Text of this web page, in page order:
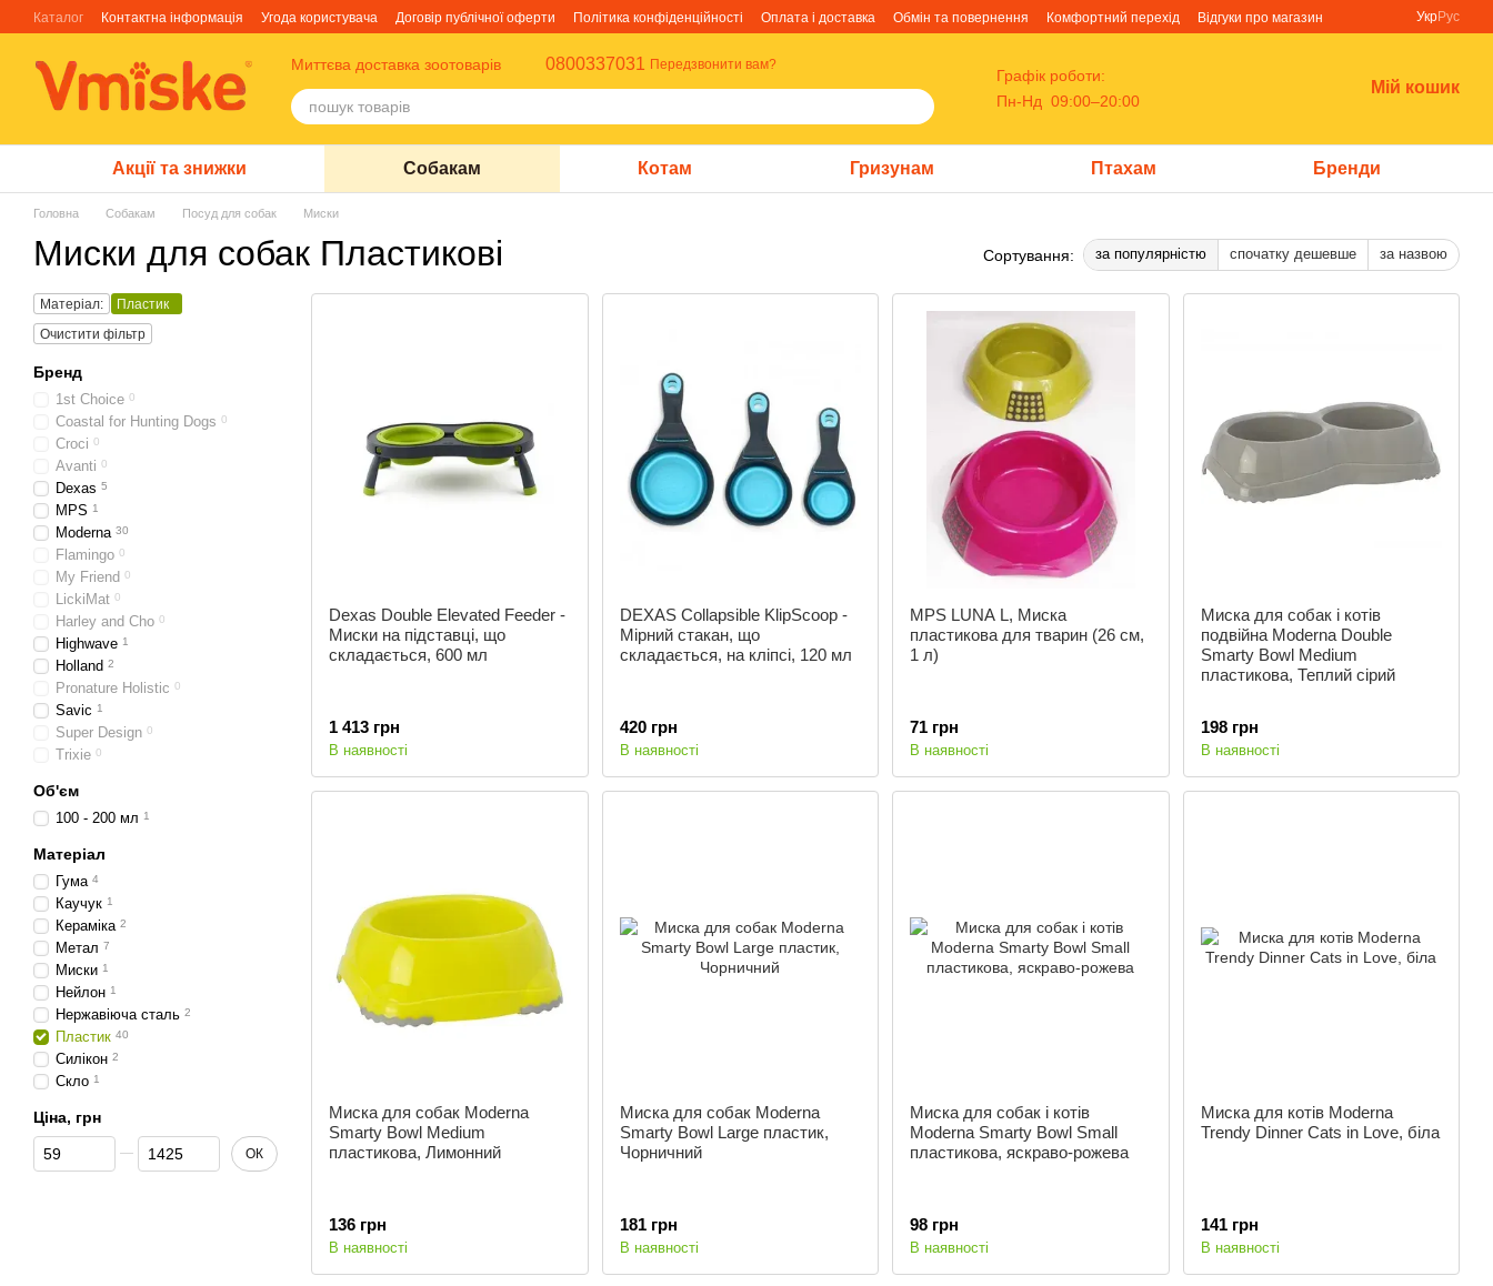
Перейти до основного контенту
Каталог Контактна інформація Угода користувача Договір публічної оферти Політика конфіденційності Оплата і доставка Обмін та повернення Комфортний перехід
Відгуки про магазин
УкрРус
Миттєва доставка зоотоварів 0800337031 Передзвонити вам?
Графік роботи:
Пн-Нд 09:00–20:00
Мій кошик
Акції та знижки Собакам Котам Гризунам Птахам Бренди
Головна Собакам Посуд для собак Миски
Миски для собак Пластикові Сортування: за популярністю спочатку дешевше за назвою
Dexas Double Elevated Feeder -
Миски на підставці, що
складається, 600 мл
1 413 грн
В наявності
DEXAS Collapsible KlipScoop -
Мірний стакан, що
складається, на кліпсі, 120 мл
420 грн
В наявності
MPS LUNA L, Миска
пластикова для тварин (26 см,
1 л)
71 грн
В наявності
Миска для собак і котів
подвійна Moderna Double
Smarty Bowl Medium
пластикова, Теплий сірий
198 грн
В наявності
Миска для собак Moderna
Smarty Bowl Medium
пластикова, Лимонний
136 грн
В наявності
Миска для собак Moderna
Smarty Bowl Large пластик,
Чорничний
181 грн
В наявності
Миска для собак і котів
Moderna Smarty Bowl Small
пластикова, яскраво-рожева
98 грн
В наявності
Миска для котів Moderna
Trendy Dinner Cats in Love, біла
141 грн
В наявності
Матеріал:
Пластик
Очистити фільтр
Бренд
1st Choice 0
Coastal for Hunting Dogs 0
Croci 0
Avanti 0
Dexas 5
MPS 1
Moderna 30
Flamingo 0
My Friend 0
LickiMat 0
Harley and Cho 0
Highwave 1
Holland 2
Pronature Holistic 0
Savic 1
Super Design 0
Trixie 0
Об'єм
100 - 200 мл 1
Матеріал
Гума 4
Каучук 1
Кераміка 2
Метал 7
Миски 1
Нейлон 1
Нержавіюча сталь 2
Пластик 40
Силікон 2
Скло 1
Ціна, грн
Від Ціна, грн
До Ціна, грн ОК